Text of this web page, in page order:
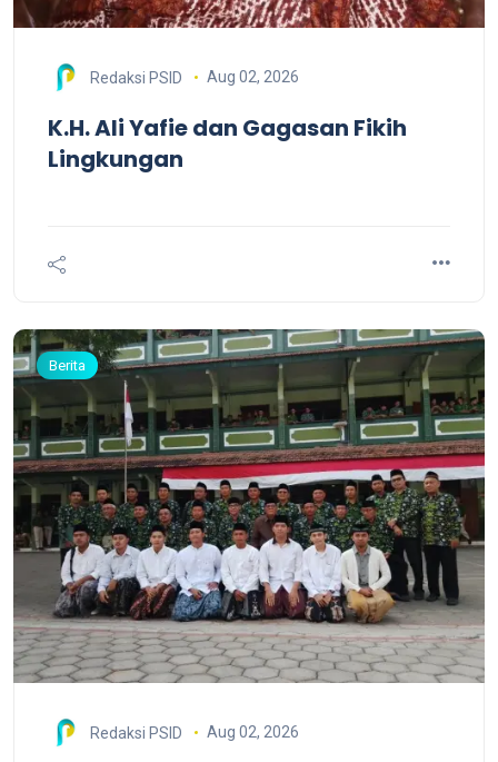
Redaksi PSID Aug 02, 2026
K.H. Ali Yafie dan Gagasan Fikih
Lingkungan
Berita
Redaksi PSID Aug 02, 2026